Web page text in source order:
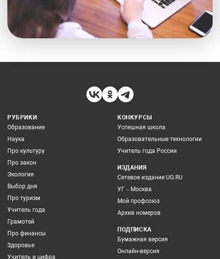
РУБРИКИ
Образование
Наука
Про культуру
Про закон
Экология
Выбор дня
Про туризм
Учитель года
Грамотей
Про финансы
Здоровье
Учитель и цифра
КОНКУРСЫ
Успешная школа
Образовательные технологии
Учитель года России
ИЗДАНИЯ
Сетевое издание UG.RU
УГ – Москва
Мой профсоюз
Архив номеров
ПОДПИСКА
Бумажная версия
Онлайн-версия